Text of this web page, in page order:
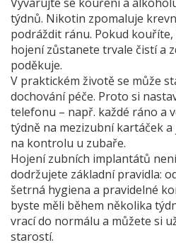
týdnů. Nikotin zpomaluje
podráždit ránu. Pokud
hojení zůstanete trvale čistí a
poděkuje.
V praktickém životě se může
dochování péče. Proto si
telefonu – např. každé ráno a
týdně na mezizubní kartáček a
na kontrolu u zubaře.
Hojení zubních implantátů
dodržujete základní pravidla:
šetrná hygiena a pravidelné
byste měli během několika
vrací do normálu a můžete si
starostí.